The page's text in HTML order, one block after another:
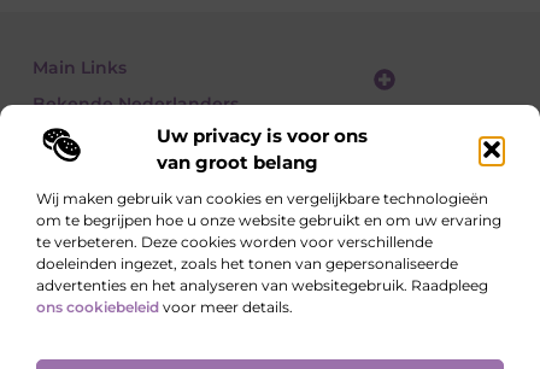
Uw privacy is voor ons
van groot belang
Wij maken gebruik van cookies en vergelijkbare technologieën
om te begrijpen hoe u onze website gebruikt en om uw ervaring
te verbeteren. Deze cookies worden voor verschillende
doeleinden ingezet, zoals het tonen van gepersonaliseerde
advertenties en het analyseren van websitegebruik. Raadpleeg
ons cookiebeleid voor meer details.
Main Links
Bekende Nederlanders
Lees, Ontdek, Beleef.
Blogs over alledaagse onderwerpen – vol inzichten, verhalen en tips die
je blik verruimen.